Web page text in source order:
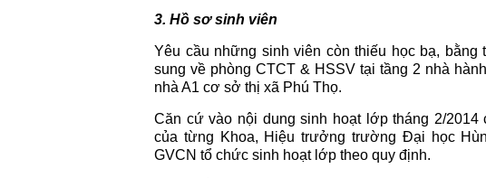
3. Hồ sơ sinh viên
Yêu cầu những sinh viên còn thiếu học bạ,
sung về phòng CTCT & HSSV tại tầng 2 nhà
nhà A1 cơ sở thị xã Phú Thọ.
Căn cứ vào nội dung sinh hoạt lớp tháng 2/
của từng Khoa, Hiệu trưởng trường Đại học
GVCN tổ chức sinh hoạt lớp theo quy định.